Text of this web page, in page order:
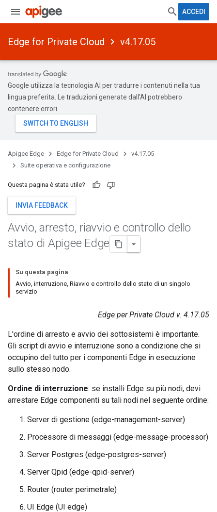
ACCEDI
Edge for Private Cloud v4.17.05
Google utilizza la tecnologia AI per tradurre i contenuti nella tua
lingua preferita. Le traduzioni generate dall'AI potrebbero
contenere errori.
Apigee Edge Edge for Private Cloud
v4.17.05
Suite operativa e configurazione
Questa pagina è stata utile?
INVIA FEEDBACK
Avvio, arresto, riavvio e controllo dello
stato di Apigee Edge
Su questa pagina
Avvio, interruzione, Riavvio e controllo dello stato di un singolo
servizio
Edge per Private Cloud v. 4.17.05
L'ordine di arresto e avvio dei sottosistemi è importante.
Gli script di avvio e interruzione sono a condizione che si
occupino del tutto per i componenti Edge in esecuzione
sullo stesso nodo.
Ordine di interruzione: se installi Edge su più nodi, devi
arrestare Edge componenti su tali nodi nel seguente ordine:
Server di gestione (edge-management-server)
Processore di messaggi (edge-message-processor)
Server Postgres (edge-postgres-server)
Server Qpid (edge-qpid-server)
Router (router perimetrale)
UI Edge (UI edge)